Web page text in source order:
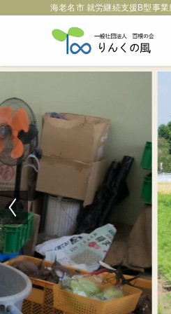
海老名市 就労継続支援B型事